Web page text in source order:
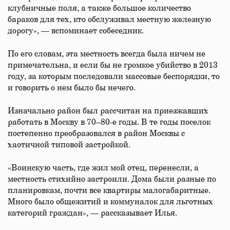
клубничные поля, а также большое количество
бараков для тех, кто обслуживал местную железную
дорогу», — вспоминает собеседник.
По его словам, эта местность всегда была ничем не
примечательна, и если бы не громкое убийство в 2013
году, за которым последовали массовые беспорядки, то
и говорить о нем было бы нечего.
Изначально район был рассчитан на приезжавших
работать в Москву в 70–80-е годы. В те годы поселок
постепенно преобразовался в район Москвы с
хаотичной типовой застройкой.
«Воинскую часть, где жил мой отец, перенесли, а
местность стихийно застроили. Дома были разные по
планировкам, почти все квартиры малогабаритные.
Много было общежитий и коммуналок для льготных
категорий граждан», — рассказывает Илья.